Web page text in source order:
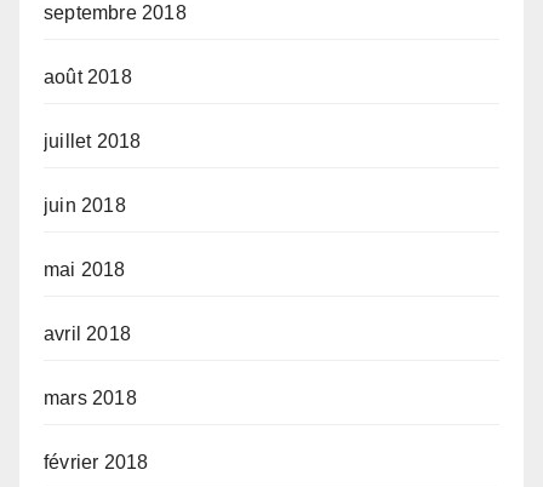
septembre 2018
août 2018
juillet 2018
juin 2018
mai 2018
avril 2018
mars 2018
février 2018